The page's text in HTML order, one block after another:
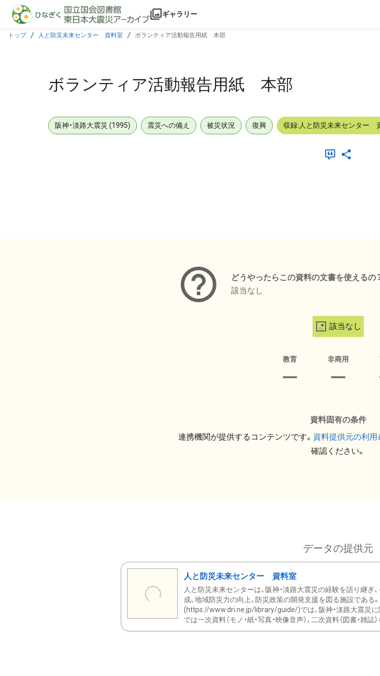
本文に飛ぶ
ギャラリー
トップ 人と防災未来センター 資料室 ボランティア活動報告用紙 本部
ボランティア活動報告用紙 本部
阪神・淡路大震災 (1995) 震災への備え 被災状況 復興 収録:人と防災未来センター
どうやったらこの資料の文書を使えるの
該当なし
該当なし
教育 非商用
資料固有の条件
連携機関が提供するコンテンツです。 資料提供元の利用
確認ください。
データの提供元
人と防災未来センター 資料室
人と防災未来センターは、阪神・淡路大震災の経験を語り継
成、地域防災力の向上、防災政策の開発支援を図る施設である
(https://www.dri.ne.jp/library/guide/)では、阪神・淡路大震災
では一次資料（モノ・紙・写真・映像音声）、二次資料（図書・雑誌）